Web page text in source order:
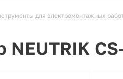
для электромонтажных
NEUTRIK